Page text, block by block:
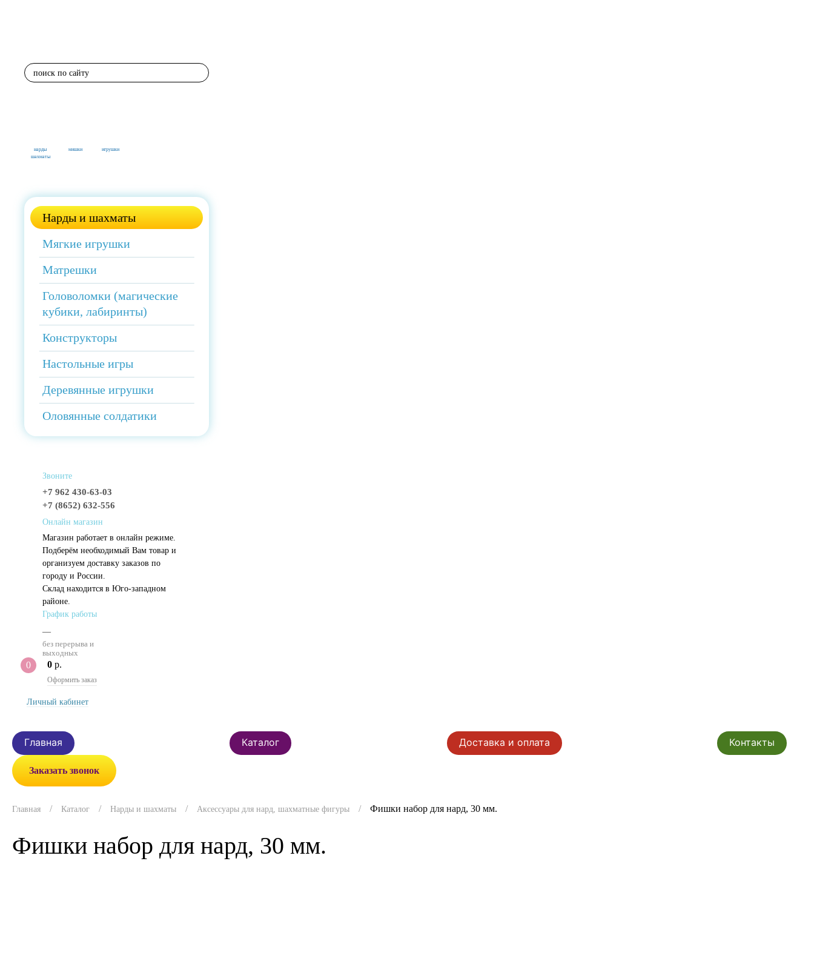
поиск по сайту
нарды
шахматы
мишки игрушки
Нарды и шахматы
Мягкие игрушки
Матрешки
Головоломки (магические
кубики, лабиринты)
Конструкторы
Настольные игры
Деревянные игрушки
Оловянные солдатики
Звоните
+7 962 430-63-03
+7 (8652) 632-556
Онлайн магазин
Магазин работает в онлайн режиме.
Подберём необходимый Вам товар и
организуем доставку заказов по
городу и России.
Склад находится в Юго-западном
районе.
График работы
—
без перерыва и
выходных
0 0 р.
Оформить заказ
Личный кабинет
Главная Каталог Доставка и оплата Контакты
Заказать звонок
Главная Каталог Нарды и шахматы Аксессуары для нард, шахматные фигуры Фишки набор для нард, 30 мм.
Фишки набор для нард, 30 мм.